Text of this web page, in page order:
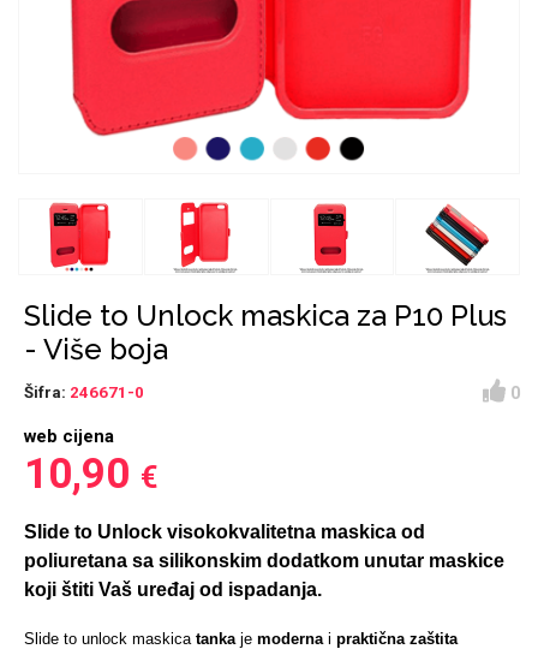
Slide to Unlock maskica za P10 Plus
- Više boja
Šifra: 246671-0
0
web cijena
10,90 €
Slide to Unlock visokokvalitetna maskica od
poliuretana sa silikonskim dodatkom unutar maskice
koji štiti Vaš uređaj od ispadanja.
Slide to unlock maskica tankaje modernai praktična zaštita
Croatos
Najprodavanije -
Gym
Xiaomi Punjači za mobitel
Spigen maskice
Huawei
Držači za romobil
Ostali držači
USB kablovi
AUX kablovi Adapteri za mobitel
FM Transmitteri